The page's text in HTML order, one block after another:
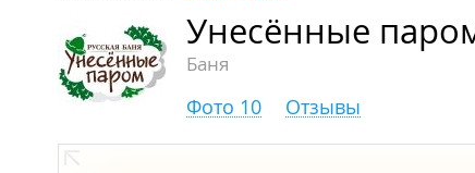
Унесённые
Баня
Фото 10 Отзывы